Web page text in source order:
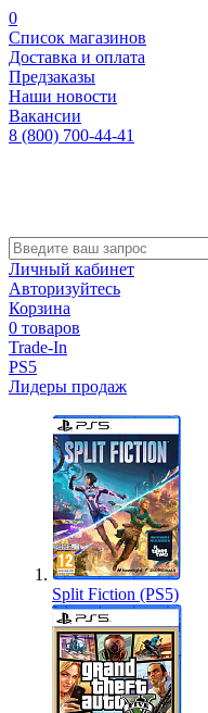
0
Список магазинов
Доставка и оплата
Предзаказы
Наши новости
Вакансии
8 (800) 700-44-41
Личный кабинет
Авторизуйтесь
Корзина
0 товаров
Trade-In
PS5
Лидеры продаж
Split Fiction (PS5)